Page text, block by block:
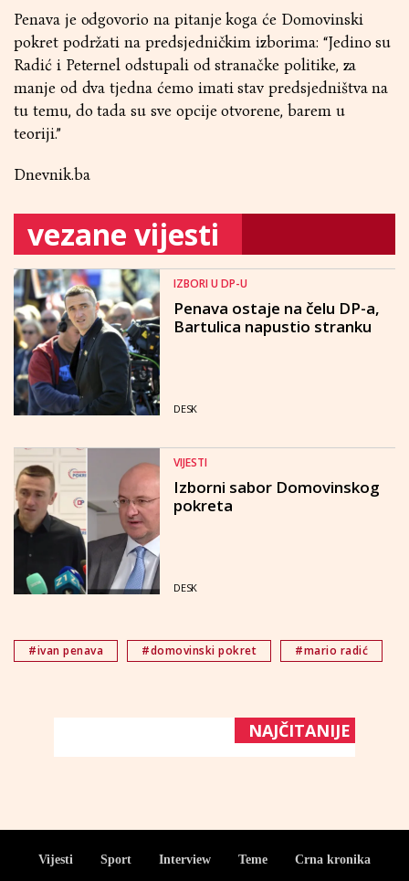
Penava je odgovorio na pitanje koga će Domovinski
pokret podržati na predsjedničkim izborima: “Jedino su
Radić i Peternel odstupali od stranačke politike, za
manje od dva tjedna ćemo imati stav predsjedništva na
tu temu, do tada su sve opcije otvorene, barem u
teoriji.”
Dnevnik.ba
vezane vijesti
IZBORI U DP-U
Penava ostaje na čelu DP-a,
Bartulica napustio stranku
DESK
VIJESTI
Izborni sabor Domovinskog
pokreta
DESK
#ivan penava #domovinski pokret #mario radić
NAJČITANIJE
Vijesti Sport Interview Teme Crna kronika